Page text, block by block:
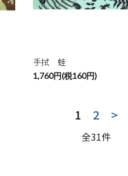
手拭 蛙
1,760円(税160円)
1 2 >
全31件